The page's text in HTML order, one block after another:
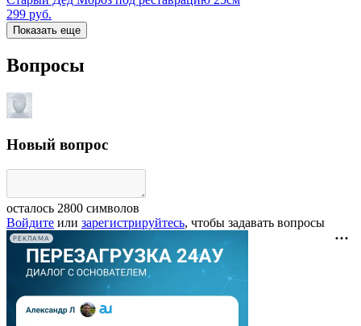
299 руб.
Показать еще
Вопросы
Новый вопрос
осталось 2800 символов
Войдите или зарегистрируйтесь, чтобы задавать вопросы
РЕКЛАМА